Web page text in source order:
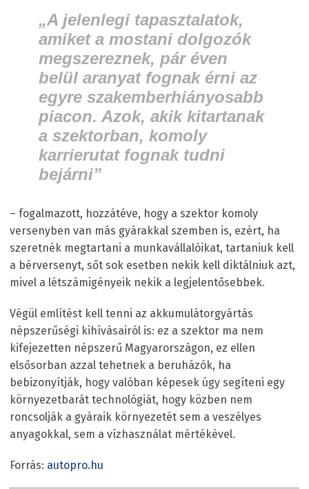
„A jelenlegi tapasztalatok,
amiket a mostani dolgozók
megszereznek, pár éven
belül aranyat fognak érni az
egyre szakemberhiányosabb
piacon. Azok, akik kitartanak
a szektorban, komoly
karrierutat fognak tudni
bejárni”
– fogalmazott, hozzátéve, hogy a szektor komoly
versenyben van más gyárakkal szemben is, ezért, ha
szeretnék megtartani a munkavállalóikat, tartaniuk kell
a bérversenyt, sőt sok esetben nekik kell diktálniuk azt,
mivel a létszámigényeik nekik a legjelentősebbek.
Végül említést kell tenni az akkumulátorgyártás
népszerűségi kihívásairól is: ez a szektor ma nem
kifejezetten népszerű Magyarországon, ez ellen
elsősorban azzal tehetnek a beruházók, ha
bebizonyítják, hogy valóban képesek úgy segíteni egy
környezetbarát technológiát, hogy közben nem
roncsolják a gyáraik környezetét sem a veszélyes
anyagokkal, sem a vízhasználat mértékével.
Forrás: autopro.hu